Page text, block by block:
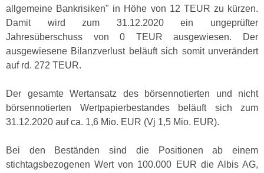
allgemeine Bankrisiken" in Höhe von 12 TEUR zu kürzen.
Damit wird zum 31.12.2020 ein ungeprüfter
Jahresüberschuss von 0 TEUR ausgewiesen. Der
ausgewiesene Bilanzverlust beläuft sich somit unverändert
auf rd. 272 TEUR.
Der gesamte Wertansatz des börsennotierten und nicht
börsennotierten Wertpapierbestandes beläuft sich zum
31.12.2020 auf ca. 1,6 Mio. EUR (Vj 1,5 Mio. EUR).
Bei den Beständen sind die Positionen ab einem
stichtagsbezogenen Wert von 100.000 EUR die Albis AG,